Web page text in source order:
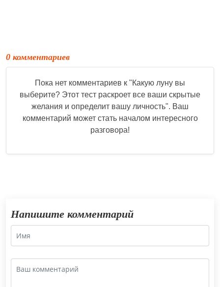
0 комментариев
Пока нет комментариев к "Какую луну вы
выберите? Этот тест раскроет все ваши скрытые
желания и определит вашу личность". Ваш
комментарий может стать началом интересного
разговора!
Напишите комментарий